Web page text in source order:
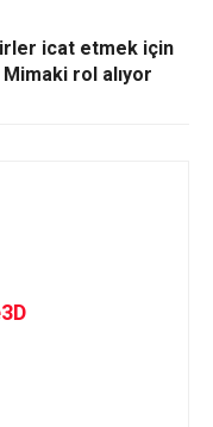
icat etmek için
rol alıyor